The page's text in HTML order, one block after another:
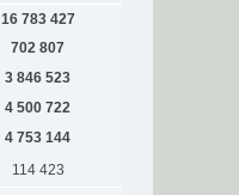
16 783 427
702 807
3 846 523
4 500 722
4 753 144
114 423